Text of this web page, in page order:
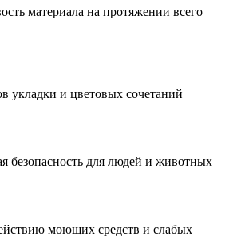
материала на протяжении всего
укладки и цветовых сочетаний
безопасность для людей и животных
моющих средств и слабых